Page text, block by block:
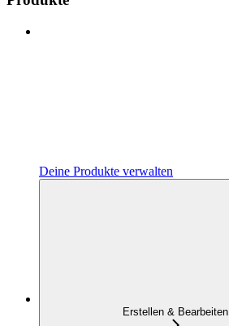
Deine Produkte verwalten
Erstellen & Bearbeiten